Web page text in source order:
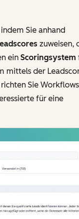
Sie anhand
zuweisen,
ein Scoringsystem
mittels der
Sie
für eine